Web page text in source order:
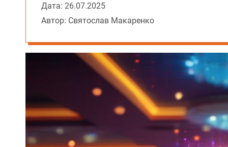
Дата: 26.07.2025
Автор: Святослав Макаренко